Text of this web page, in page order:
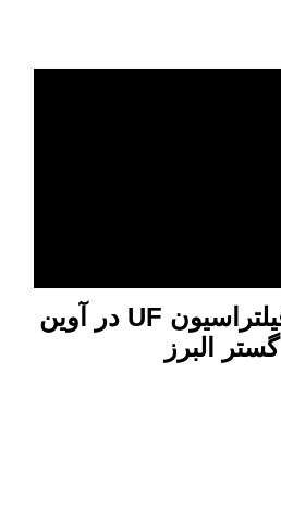
تولید اولترافیلتراسیون UF در آوین
گستر البرز